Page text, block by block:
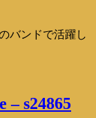
バンドで活躍し
– s24865